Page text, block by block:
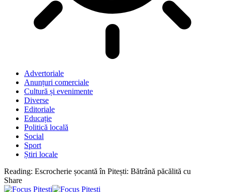
Advertoriale
Anunțuri comerciale
Cultură și evenimente
Diverse
Editoriale
Educație
Politică locală
Social
Sport
Știri locale
Reading: Escrocherie șocantă în Pitești: Bătrână păcălită cu
Share